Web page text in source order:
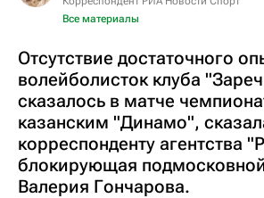
Все материалы
Отсутствие достаточного
волейболисток клуба
сказалось в матче
казанским "Динамо",
корреспонденту агентства
блокирующая
Валерия Гончарова.